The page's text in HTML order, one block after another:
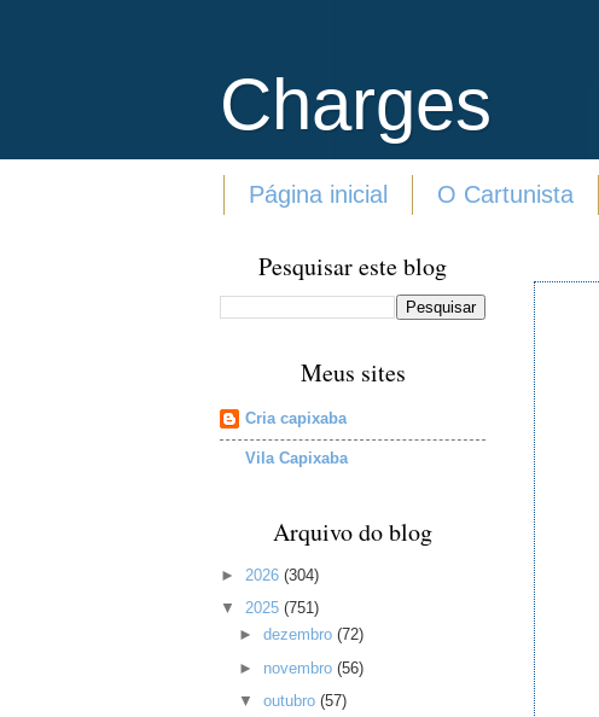
Charges
Página inicial O Cartunista
Pesquisar este blog
Meus sites
Cria capixaba
Vila Capixaba
Arquivo do blog
► 2026 (304)
▼ 2025 (751)
►dezembro(72)
► novembro(56)
▼outubro(57)